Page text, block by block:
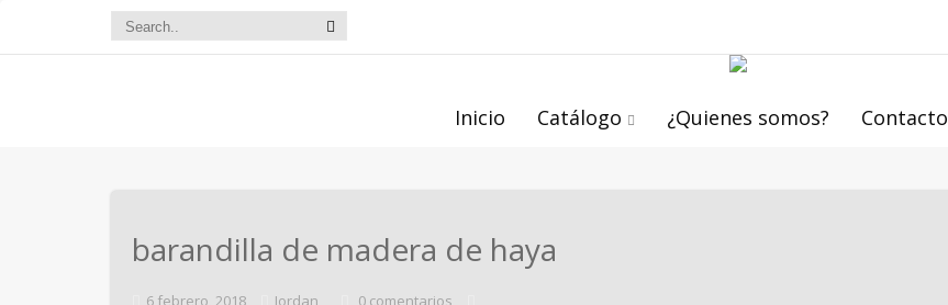
Inicio Catálogo ¿Quienes somos? Contacto
barandilla de madera de haya
6 febrero, 2018 Jordan 0 comentarios